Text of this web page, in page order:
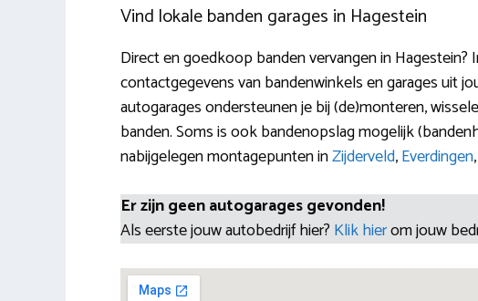
Vind lokale banden garages in Hagestein
Direct en goedkoop banden vervangen in
contactgegevens van bandenwinkels en garages uit
autogarages ondersteunen je bij (de)monteren,
banden. Soms is ook bandenopslag mogelijk
nabijgelegen montagepunten inZijderveld,Everdingen,
Er zijn geen autogarages gevonden!
Als eerste jouw autobedrijf hier? Klik hierom jouw